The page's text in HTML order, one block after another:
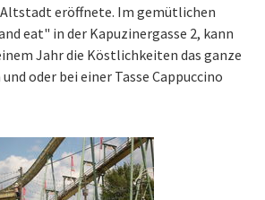
eröffnete. Im gemütlichen
eat" in der Kapuzinergasse 2, kann
Jahr die Köstlichkeiten das ganze
oder bei einer Tasse Cappuccino